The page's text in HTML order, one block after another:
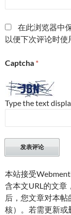
在此浏览器中
以便下次评论时使
Captcha *
Type the text
本站接受
含本文URL的文章
后，您文章对本
核）。若需更新或